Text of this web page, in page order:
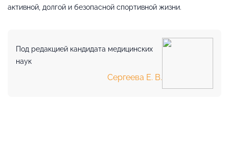
активной, долгой и безопасной спортивной жизни.
Под редакцией кандидата медицинских
наук
Сергеева Е. В.